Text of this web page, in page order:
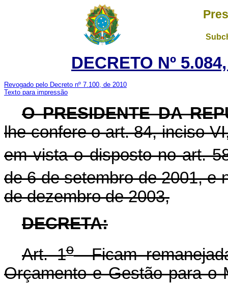
DECRETO Nº
Revogado pelo Decreto nº 7.100, de 2010
Texto para impressão
O PRESIDENTE DA
lhe confere o art. 84, inciso
em vista o disposto no art.
de 6 de setembro de 2001, e
de dezembro de 2003,
DECRETA:
Art. 1oFicam
Orçamento e Gestão para o